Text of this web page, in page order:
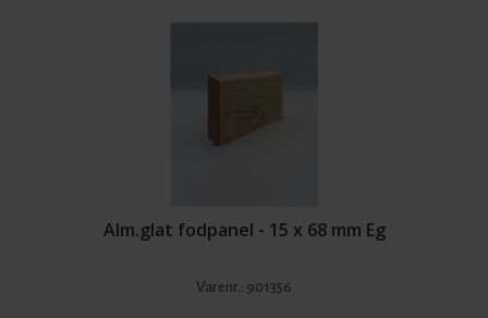
Alm.glat fodpanel - 15 x 68 mm Eg
Varenr.: 901356